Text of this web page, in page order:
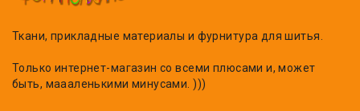
Ткани, прикладные материалы и фурнитура для шитья.
Только интернет-магазин со всеми плюсами и, может
быть, маааленькими минусами. )))